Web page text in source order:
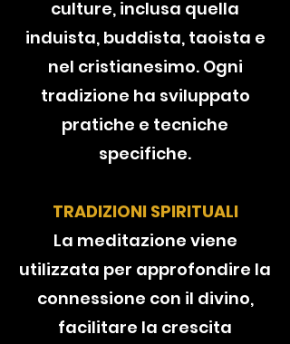
culture, inclusa quella
induista, buddista, taoista e
nel cristianesimo. Ogni
tradizione ha sviluppato
pratiche e tecniche
specifiche.
TRADIZIONI SPIRITUALI
La meditazione viene
utilizzata per approfondire la
connessione con il divino,
facilitare la crescita